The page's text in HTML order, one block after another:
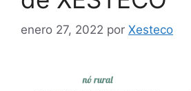
enero 27, 2022 por Xesteco